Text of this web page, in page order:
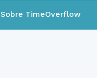
Sobre TimeOverflow